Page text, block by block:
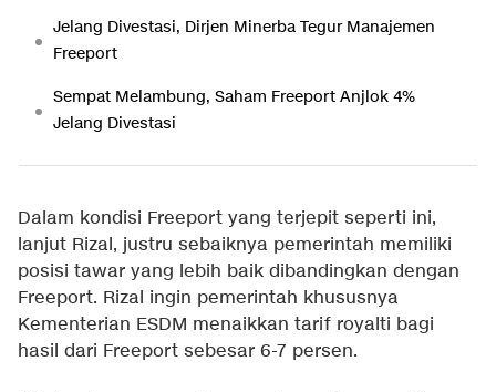
Jelang Divestasi, Dirjen Minerba Tegur Manajemen
Freeport
Sempat Melambung, Saham Freeport Anjlok 4%
Jelang Divestasi
Dalam kondisi Freeport yang terjepit seperti ini,
lanjut Rizal, justru sebaiknya pemerintah memiliki
posisi tawar yang lebih baik dibandingkan dengan
Freeport. Rizal ingin pemerintah khususnya
Kementerian ESDM menaikkan tarif royalti bagi
hasil dari Freeport sebesar 6-7 persen.